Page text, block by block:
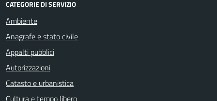
CATEGORIE DI SERVIZIO
Ambiente
Anagrafe e stato civile
Appalti pubblici
Autorizzazioni
Catasto e urbanistica
Cultura e tempo libero